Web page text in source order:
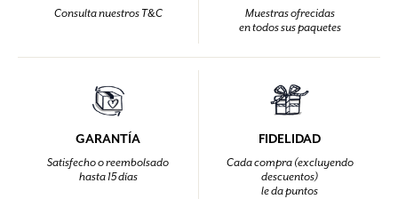
Consulta nuestros T&C
Muestras ofrecidas
en todos sus paquetes
GARANTÍA
Satisfecho o reembolsado
hasta 15 días
FIDELIDAD
Cada compra (excluyendo
descuentos)
le da puntos